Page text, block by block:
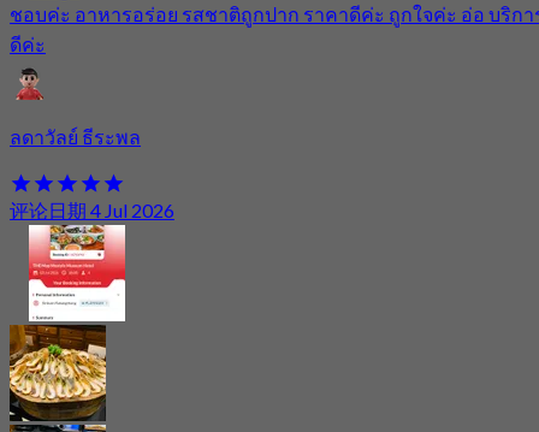
ชอบค่ะ อาหารอร่อย รสชาติถูกปาก ราคาดีค่ะ ถูกใจค่ะ อ่อ บริกา
ดีค่ะ
ลดาวัลย์ ธีระพล
评论日期 4 Jul 2026